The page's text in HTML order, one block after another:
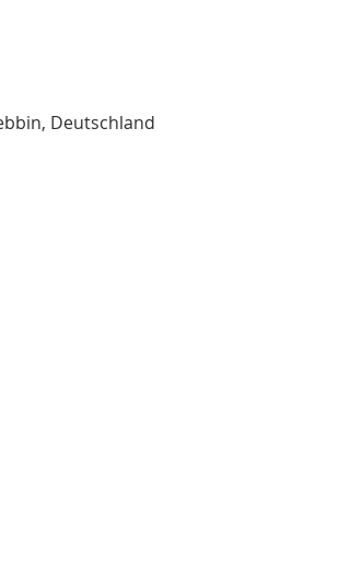
Deutschland